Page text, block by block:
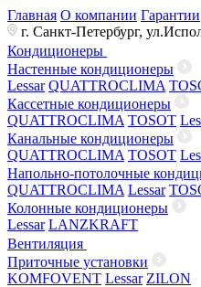
Главная О компании Гарантии
г. Санкт-Петербург,
Кондиционеры
Настенные кондиционеры
Lessar QUATTROCLIMA
Кассетные кондиционеры
QUATTROCLIMA TOSOT
Канальные кондиционеры
QUATTROCLIMA TOSOT
Напольно-потолочные
QUATTROCLIMA Lessar
Колонные кондиционеры
Lessar LANZKRAFT
Вентиляция
Приточные установки
KOMFOVENT Lessar ZILON